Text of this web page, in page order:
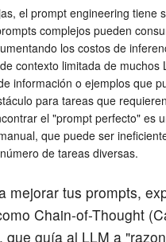
el prompt engineering tiene
complejos pueden
los costos de
contexto limitada de muchos
información o ejemplos que
para tareas que
el "prompt perfecto" es
que puede ser
de tareas diversas.
mejorar tus prompts,
Chain-of-Thought
que guía al LLM a